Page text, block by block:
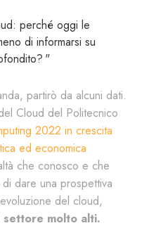
perché oggi le
di informarsi su
"
partirò da alcuni dati.
Cloud del Politecnico
2022 in crescita
ed economica
che conosco e che
dare una prospettiva
del cloud,
settore molto alti.